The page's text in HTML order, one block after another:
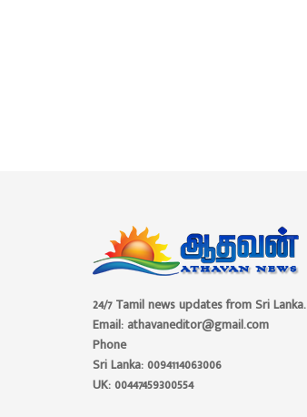
24/7 Tamil news updates from Sri Lanka.
Email: athavaneditor@gmail.com
Phone
Sri Lanka: 0094114063006
UK: 00447459300554